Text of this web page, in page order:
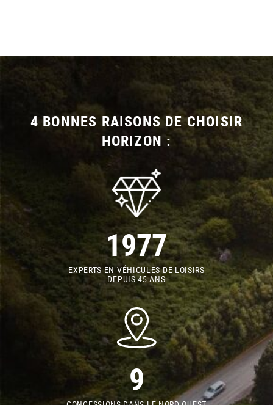
4 BONNES RAISONS DE CHOISIR
HORIZON :
1977
EXPERTS EN VÉHICULES DE LOISIRS
DEPUIS 45 ANS
9